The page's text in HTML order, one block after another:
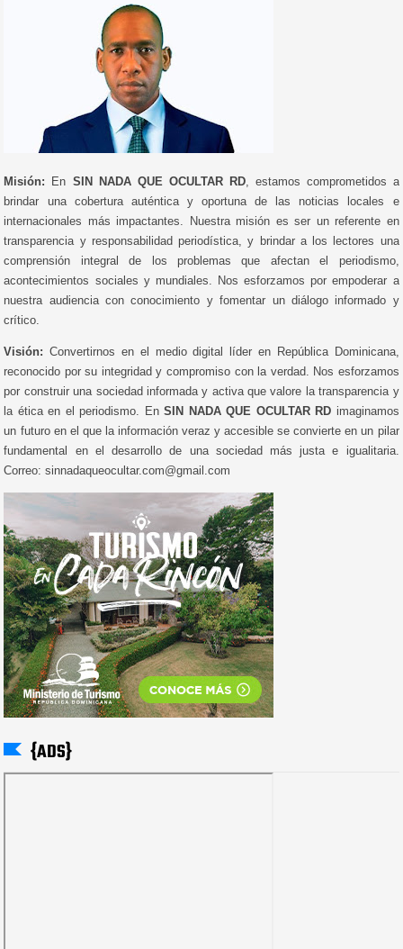
Misión: En SIN NADA QUE OCULTAR RD, estamos comprometidos a
brindar una cobertura auténtica y oportuna de las noticias locales e
internacionales más impactantes. Nuestra misión es ser un referente en
transparencia y responsabilidad periodística, y brindar a los lectores una
comprensión integral de los problemas que afectan el periodismo,
acontecimientos sociales y mundiales. Nos esforzamos por empoderar a
nuestra audiencia con conocimiento y fomentar un diálogo informado y
crítico.
Visión: Convertirnos en el medio digital líder en República Dominicana,
reconocido por su integridad y compromiso con la verdad. Nos esforzamos
por construir una sociedad informada y activa que valore la transparencia y
la ética en el periodismo. EnSIN NADA QUE OCULTAR RD imaginamos
un futuro en el que la información veraz y accesible se convierte en un pilar
fundamental en el desarrollo de una sociedad más justa e igualitaria.
Correo: sinnadaqueocultar.com@gmail.com
{ADS}